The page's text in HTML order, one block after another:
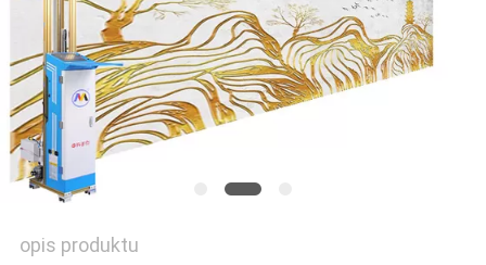
PRIVACY
POLICY
opis produktu